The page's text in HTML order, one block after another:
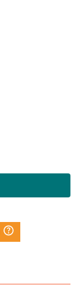
question_mark_circle